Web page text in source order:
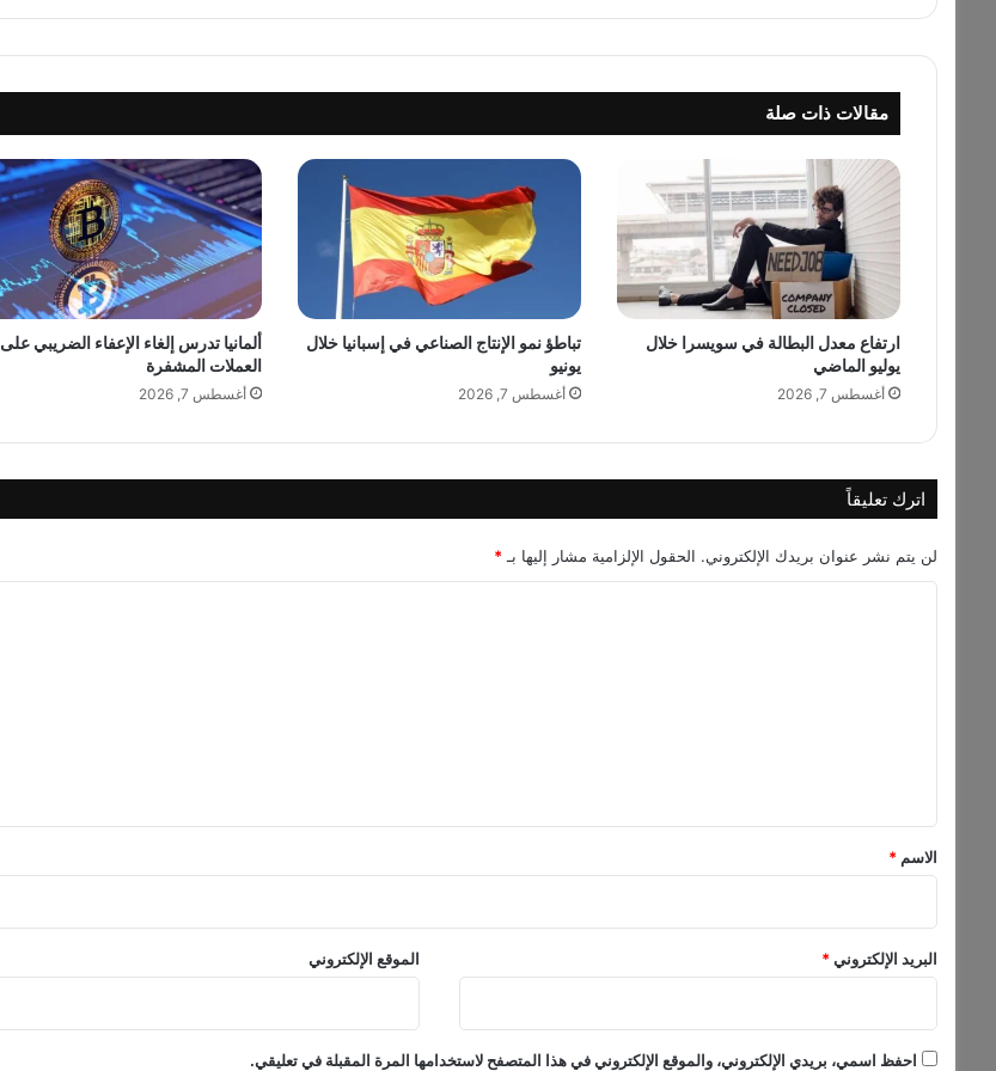
ج
ي
ح
س
ي
ن
ف
ي
ل
س
ة
ت
و
ر
ج
ي
ف
و
t
s
ل
ل
أ
ض
و
ا
ء
د
ب
مقالات ذات صلة
ارتفاع معدل البطالة في سويسرا خلال
يوليو الماضي
أغسطس 7, 2026
تباطؤ نمو الإنتاج الصناعي في إسبانيا خلال
يونيو
أغسطس 7, 2026
ألمانيا تدرس إلغاء الإعفاء الضريبي على
العملات المشفرة
أغسطس 7, 2026
اترك تعليقاً
لن يتم نشر عنوان بريدك الإلكتروني. الحقول الإلزامية مشار إليها بـ *
*
الاسم *
البريد الإلكتروني* الموقع الإلكتروني
احفظ اسمي، بريدي الإلكتروني، والموقع الإلكتروني في هذا المتصفح لاستخدامها المرة المقبلة في تعليقي.